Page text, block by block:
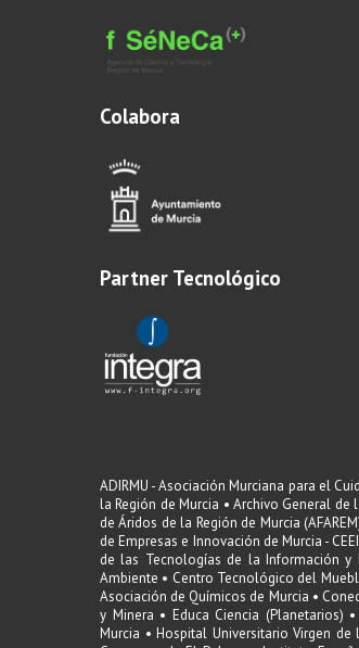
Colabora
Partner Tecnológico
ADIRMU - Asociación Murciana para el
la Región de Murcia • Archivo General
de Áridos de la Región de Murcia
de Empresas e Innovación de Murcia -
de las Tecnologías de la Información
Ambiente • Centro Tecnológico del
Asociación de Químicos de Murcia •
y Minera • Educa Ciencia (Planetarios)
Murcia • Hospital Universitario Virgen de